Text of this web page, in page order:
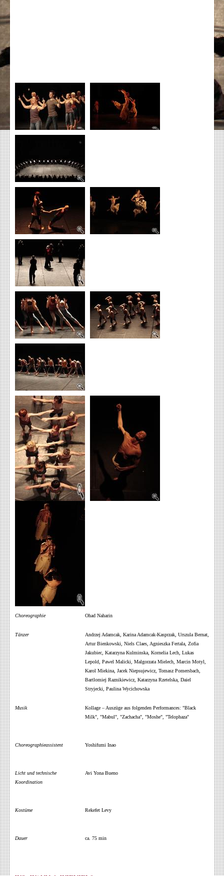
Choreographie Ohad Naharin
Tänzer
Andrzej Adamcak, Karina Adamcak-Kasprzak, Urszula Bernat,
Artur Bienkowski, Niels Claes, Agnieszka Fertala, Zofia
Jakubiec, Katarzyna Kulminska, Kornelia Lech, Lukas
Lepold, Pawel Malicki, Malgorzata Mielech, Marcin Motyl,
Karol Miekina, Jacek Niepsujewicz, Tomasz Pomersbach,
Bartlomiej Raznikiewicz, Katarzyna Rzetelska, Daiel
Stryjecki, Paulina Wycichowska
Musik
Kollage – Auszüge aus folgenden Performances: "Black
Milk", "Mabul", "Zachacha", "Moshe", "Telophaza"
Choreographieassistent Yoshifumi Inao
Licht und technische
Koordination
Avi Yona Bueno
Kostüme Rekefet Levy
Dauer ca. 75 min